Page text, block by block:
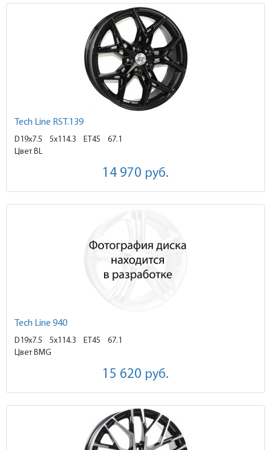
Tech Line RST.139
D19x7.5 5x114.3 ET45
67.1
Цвет BL
14 970 руб.
Tech Line 940
D19x7.5 5x114.3 ET45
67.1
Цвет BMG
15 620 руб.